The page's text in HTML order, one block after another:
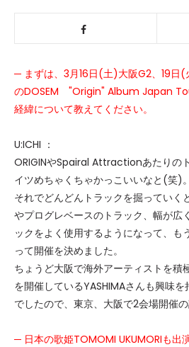
─ まずは、3月16日(土)大阪G2、19日(
のDOSEM "Origin" Album Japan
経緯について教えてください。
U:ICHI ：
ORIGINやSpairal Attractionあたりの
イツめちゃくちゃかっこいいなと(笑)。
それでどんどんトラックを掘っていく
やプログレベースのトラック、幅が広
ックをよく使用するようになって、も
って開催を決めました。
ちょうど大阪で海外アーティストを積
を開催しているYASHIMAさんも興味
でしたので、東京、大阪で2会場開催の
─ 日本の歌姫TOMOMI UKUMORIも出